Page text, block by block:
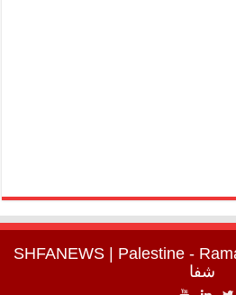
SHFANEWS | Palestine -
شفا